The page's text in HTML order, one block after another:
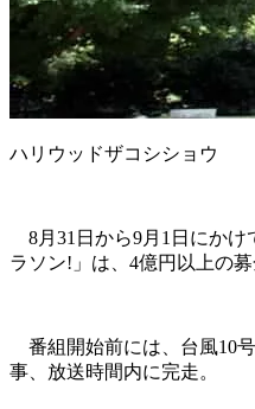
ハリウッドザコシショウ
8月31日から9月1日にかけ
ラソン!」は、4億円以上の
番組開始前には、台風10
事、放送時間内に完走。